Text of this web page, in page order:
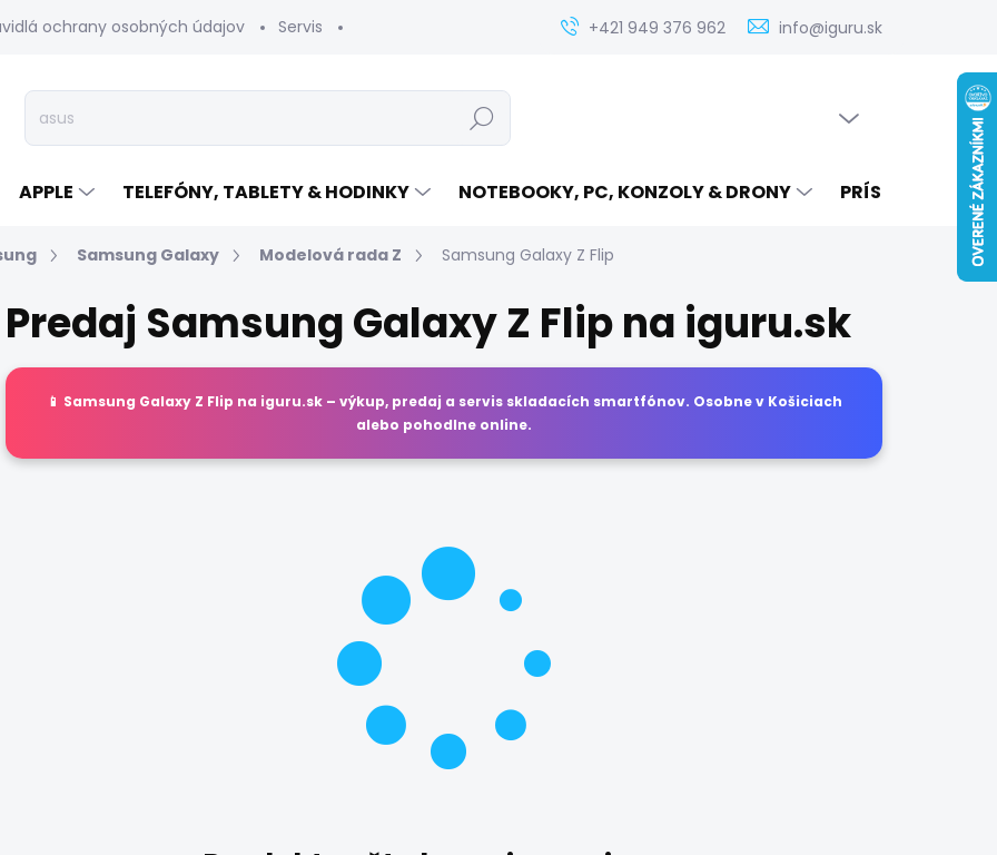
+421 949 376 962 info@iguru.sk
ochrany osobných údajov Servis Zistenie ceny servisu elektroniky na iguru.sk Kontakt
Hľadať
APPLE TELEFÓNY, TABLETY & HODINKY NOTEBOOKY, PC, KONZOLY & DRONY PRÍSLUŠENSTVO
Samsung Galaxy Modelová rada Z Samsung Galaxy Z Flip
Predaj Samsung Galaxy Z Flip na iguru.sk
📱 Samsung Galaxy Z Flip na iguru.sk– výkup, predaj a servis skladacích smartfónov. Osobne v Košiciach
alebo pohodlne online.